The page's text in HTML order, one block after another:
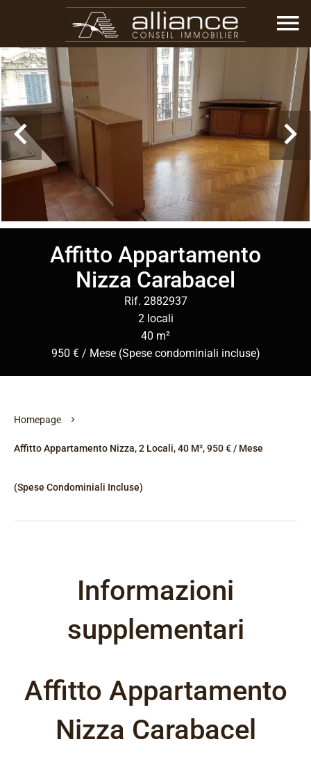
Affitto Appartamento
Nizza Carabacel
Rif. 2882937
2 locali
40 m²
950 € / Mese (Spese condominiali incluse)
Homepage
Affitto Appartamento Nizza, 2 Locali, 40 M², 950 € / Mese
(Spese Condominiali Incluse)
Informazioni
supplementari
Affitto Appartamento
Nizza Carabacel